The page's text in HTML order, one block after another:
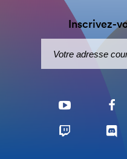
Inscrivez-